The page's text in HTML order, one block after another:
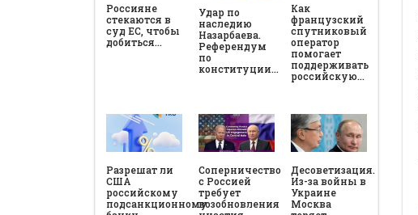
Россияне
стекаются в
суд ЕС, чтобы
добиться…
Удар по
наследию
Назарбаева.
Референдум
по
конституции…
Как
французский
спутниковый
оператор
помогает
поддерживать
российскую…
Разрешат ли
США
российскому
подсанкционному
Соперничество
с Россией
требует
возобновления
Десоветизация.
Из-за войны в
Украине
Москва